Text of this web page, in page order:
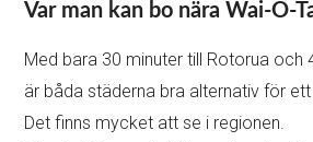
Var man kan bo nära Wai-O-
Med bara 30 minuter till Rotorua och
är båda städerna bra alternativ för
Det finns mycket att se i regionen.